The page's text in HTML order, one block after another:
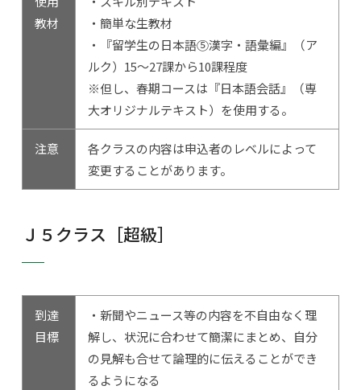
教材
・簡単な生教材
・『留学生の日本語⑤漢字・語彙編』（ア
ルク）15～27課から10課程度
※但し、春期コースは『日本語会話』（専
大オリジナルテキスト）を使用する。
注意
各クラスの内容は申込者のレベルによって
変更することがあります。
Ｊ５クラス［超級］
到達
目標
・新聞やニュース等の内容を不自由なく理
解し、状況に合わせて簡潔にまとめ、自分
の見解も合せて論理的に伝えることができ
るようになる